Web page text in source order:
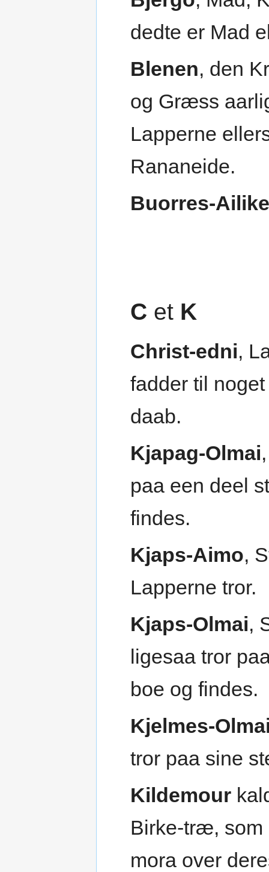
dedte er Mad
Blenen, den
og Græss
Lapperne
Rananeide.
Buorres-
C et K
Christ-edni,
fadder til
daab.
Kjapag-Olmai
paa een deel
findes.
Kjaps-Aimo,
Lapperne tror.
Kjaps-Olmai,
ligesaa tror
boe og findes.
Kjelmes-
tror paa sine
Kildemour
Birke-træ, som
mora over